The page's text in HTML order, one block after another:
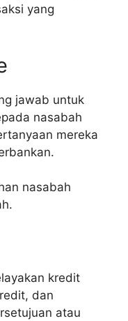
yang
jawab untuk
nasabah
mereka
nasabah
kredit
dan
atau